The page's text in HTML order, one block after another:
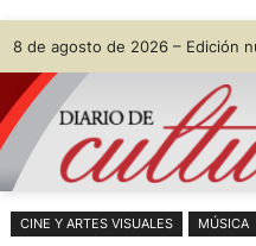
Saltar
al
contenido
Skip
to
content
8 de agosto de 2026 – Edición
CINE Y ARTES VISUALES MÚSICA